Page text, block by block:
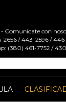
- Comunicate con
2656 / 443-2596 /
(380) 461-7752 /